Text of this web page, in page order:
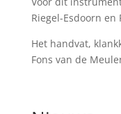
Riegel-Esdoorn
Het handvat,
Fons van de